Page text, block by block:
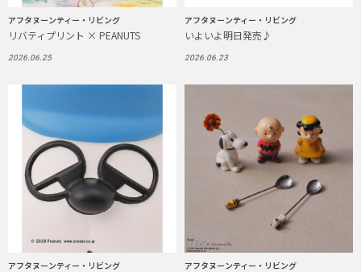
アフタヌーンティー・リビング
リバティプリント × PEANUTS
2026.06.25
アフタヌーンティー・リビング
いよいよ明日発売♪
2026.06.23
アフタヌーンティー・リビング アフタヌーンティー・リビング